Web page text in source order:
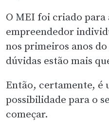
O MEI foi criado
empreendedor
nos primeiros anos
dúvidas estão mais
Então, certamente, é
possibilidade para o
começar.